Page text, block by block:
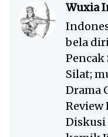
Wuxia
bela
Pencak
Silat;
Drama
Review
Diskusi